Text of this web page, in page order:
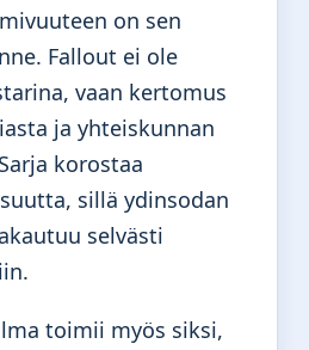
on sen
Fallout ei ole
vaan kertomus
ja yhteiskunnan
korostaa
sillä ydinsodan
selvästi
toimii myös siksi,